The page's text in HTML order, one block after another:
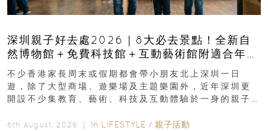
深圳親子好去處2026｜8大必去景點！全新自
然博物館＋免費科技館＋互動藝術館附適合年
齡、交通、門票、開放時間
不少香港家長周末或假期都會帶小朋友北上深圳一日
遊，除了大型商場、遊樂場及主題樂園外，近年深圳更
開設不少集教育、藝術、科技及互動體驗於一身的親子
6th August, 2026 ｜ In LIFESTYLE / 親子活動